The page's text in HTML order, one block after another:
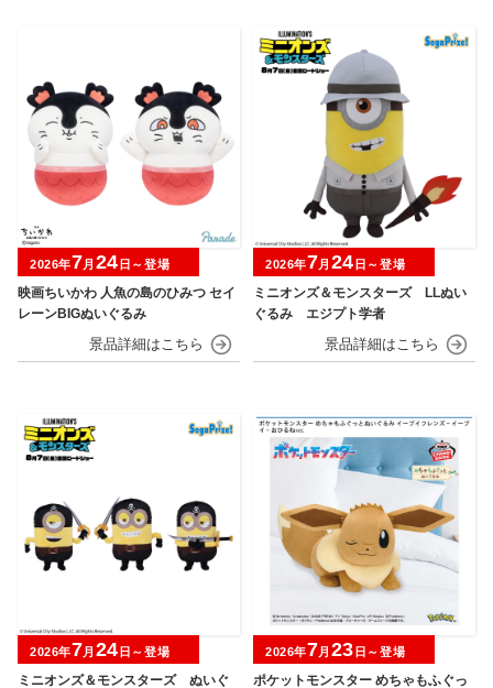
映画ちいかわ 人魚の島のひみつ セイ
レーンBIGぬいぐるみ
2026年7月 24 日～登場
ミニオンズ＆モンスターズ LLぬい
ぐるみ エジプト学者
2026年7月 24 日～登場
ミニオンズ＆モンスターズ ぬいぐ
2026年7月 24 日～登場
ポケットモンスター めちゃもふぐっ
2026年7月 23 日～登場